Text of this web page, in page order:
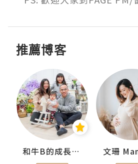
推薦博客
和牛B的成長日記 文珊